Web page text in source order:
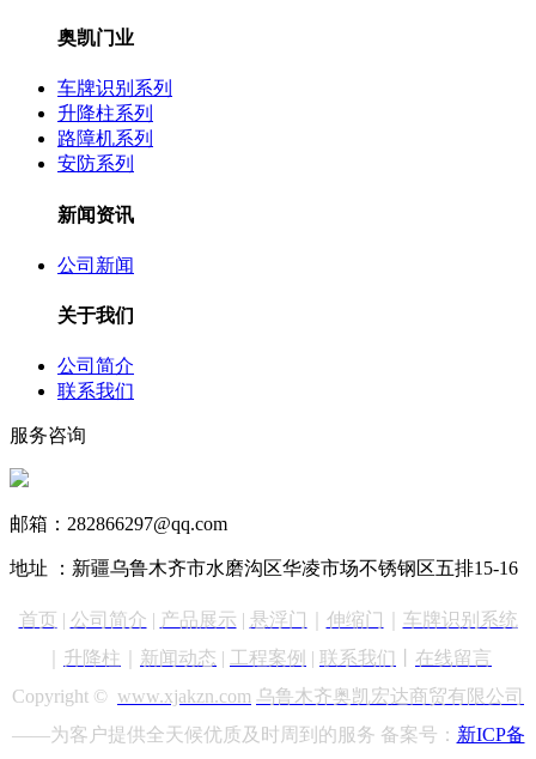
奥凯门业
车牌识别系列
升降柱系列
路障机系列
安防系列
新闻资讯
公司新闻
关于我们
公司简介
联系我们
服务咨询
邮箱：282866297@qq.com
地址 ：新疆乌鲁木齐市水磨沟区华凌市场不锈钢区五排15-16
首页 | 公司简介 | 产品展示 | 悬浮门 伸缩门 车牌识别 系统
升降柱 新闻动态 | 工程案例 | 联系我们
在线留言
Copyright © www.xjakzn.com 乌鲁木齐奥凯宏达商贸有限公司
——为客户提供全天候优质及时周到的服务 备案号： 新ICP备